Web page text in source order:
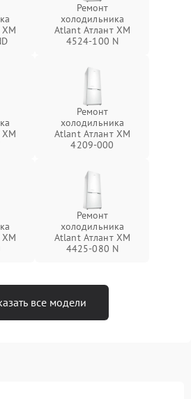
ХМ
Ремонт
холодильника
Atlant Атлант ХМ
4524-100 N
ХМ
Ремонт
холодильника
Atlant Атлант ХМ
4209-000
ХМ
Ремонт
холодильника
Atlant Атлант ХМ
4425-080 N
все модели